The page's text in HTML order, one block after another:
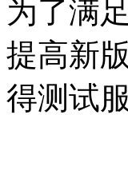
为了满
提高新
得测试